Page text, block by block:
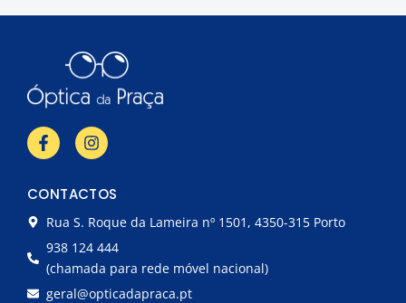
F
a
c
b
o
o
k
-
f
I
n
s
a
g
r
a
m
CONTACTOS
Rua S. Roque da Lameira nº 1501, 4350-315 Porto
938 124 444
(chamada para rede móvel nacional)
geral@opticadapraca.pt